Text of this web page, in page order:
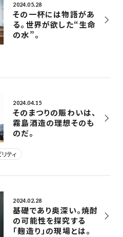
2024.05.28
その一杯には物語があ
る。世界が欲した“生命
の水”。
2024.04.15
そのまつりの賑わいは、
霧島酒造の理想そのも
のだ。
ティ
2024.02.28
基礎であり奥深い。焼酎
の可能性を探究する
「麹造り」の現場とは。